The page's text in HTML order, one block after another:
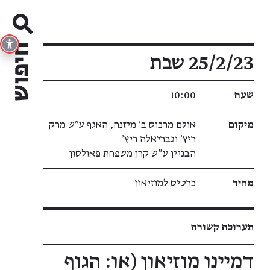
פרטי האירוע
25/2/23 שבת
שעה 10:00
מיקום
אולם מרכוס ב׳ מיזנה, האגף ע״ש מרק
ריץ׳ וגבריאלה ריץ׳
הבניין ע"ש קרן משפחת פאולסון
מחיר כרטיס למוזיאון
תערוכה קשורה
דמיינו מוזיאון (או: הגוף